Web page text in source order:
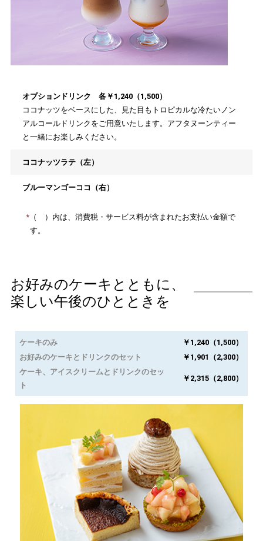
オプションドリンク 各￥1,240（1,500）
ココナッツをベースにした、見た目もトロピカルな冷たいノン
アルコールドリンクをご用意いたします。アフタヌーンティー
と一緒にお楽しみください。
ココナッツラテ（左）
ブルーマンゴーココ（右）
（ ）内は、消費税・サービス料が含まれたお支払い金額で
す。
お好みのケーキとともに、
楽しい午後のひとときを
ケーキのみ
￥1,240（1,500）
お好みのケーキとドリンクのセット
￥1,901（2,300）
ケーキ、アイスクリームとドリンクのセッ
ト
￥2,315（2,800）